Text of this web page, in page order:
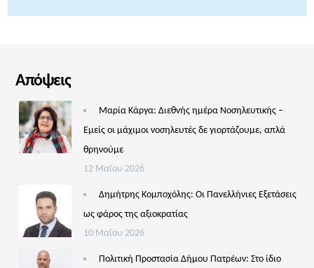
Απόψεις
Μαρία Κάργα: Διεθνής ημέρα Νοσηλευτικής –
Εμείς οι μάχιμοι νοσηλευτές δε γιορτάζουμε, απλά
θρηνούμε
12 Μαΐου 2026
Δημήτρης Κομποχόλης: Οι Πανελλήνιες Εξετάσεις
ως φάρος της αξιοκρατίας
10 Μαΐου 2026
Πολιτική Προστασία Δήμου Πατρέων: Στο ίδιο